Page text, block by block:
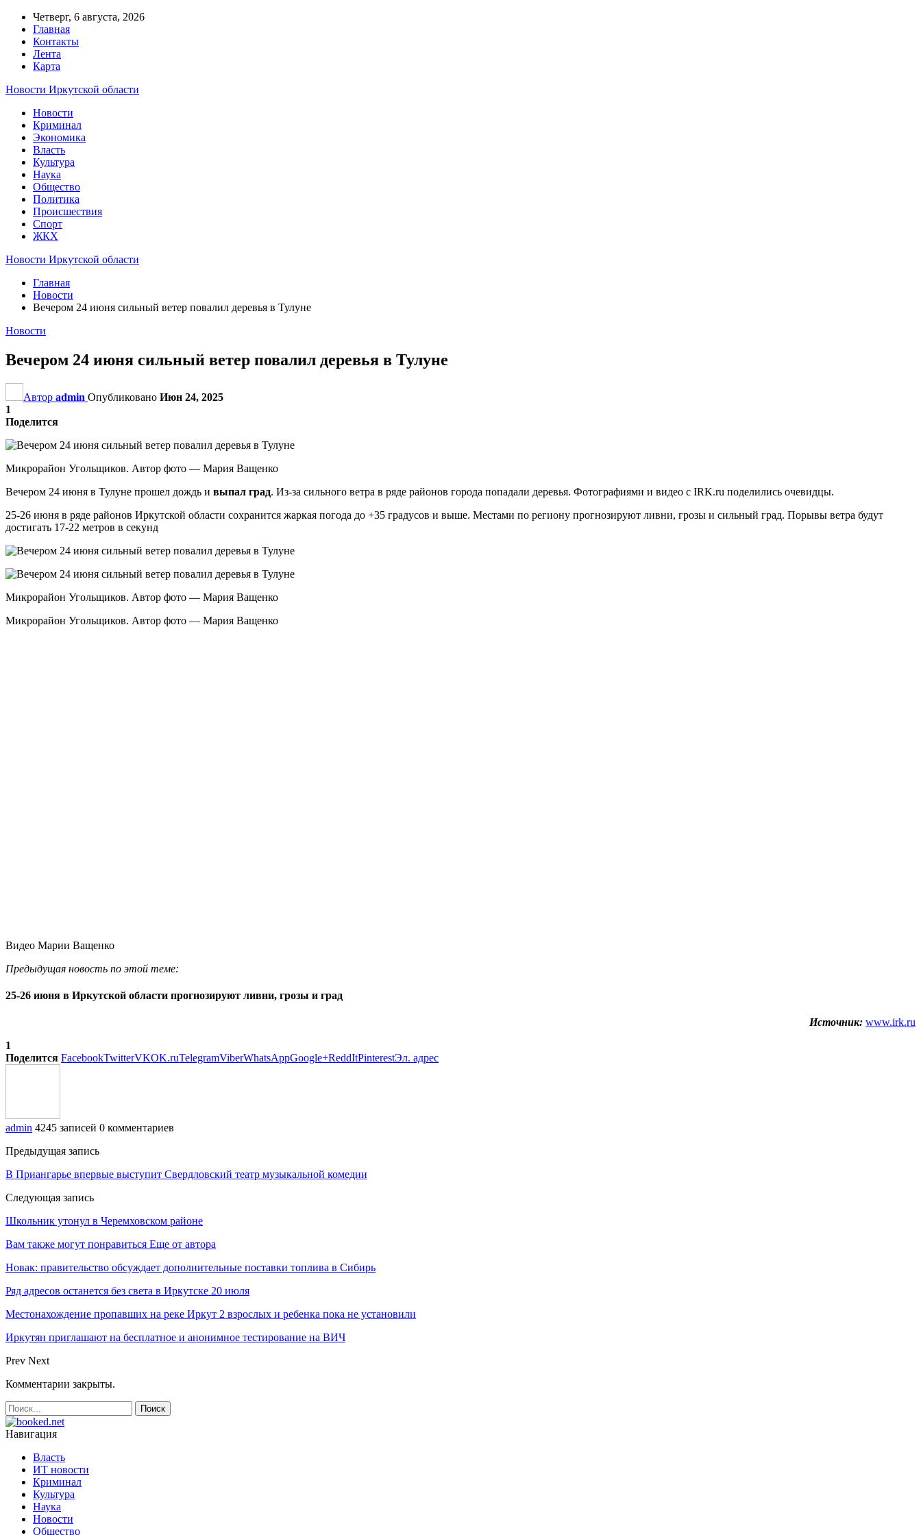
Четверг, 6 августа, 2026
Главная
Контакты
Лента
Карта
Новости Иркутской области
Новости
Криминал
Экономика
Власть
Культура
Наука
Общество
Политика
Происшествия
Спорт
ЖКХ
Новости Иркутской области
Главная
Новости
Вечером 24 июня сильный ветер повалил деревья в Тулуне
Новости
Вечером 24 июня сильный ветер повалил деревья в Тулуне
Автор admin Опубликовано Июн 24, 2025
1
Поделится
Микрорайон Угольщиков. Автор фото — Мария Ващенко
Вечером 24 июня в Тулуне прошел дождь и выпал град. Из-за сильного ветра в ряде районов города попадали деревья. Фотографиями и видео с IRK.ru поделились очевидцы.
25-26 июня в ряде районов Иркутской области сохранится жаркая погода до +35 градусов и выше. Местами по региону прогнозируют ливни, грозы и сильный град. Порывы ветра будут
достигать 17-22 метров в секунд
Микрорайон Угольщиков. Автор фото — Мария Ващенко
Микрорайон Угольщиков. Автор фото — Мария Ващенко
Видео Марии Ващенко
Предыдущая новость по этой теме:
25-26 июня в Иркутской области прогнозируют ливни, грозы и град
Источник: www.irk.ru
1
Поделится FacebookTwitterVKOK.ruTelegramViberWhatsAppGoogle+ReddItPinterestЭл. адрес
admin 4245 записей 0 комментариев
Предыдущая запись
В Приангарье впервые выступит Свердловский театр музыкальной комедии
Следующая запись
Школьник утонул в Черемховском районе
Вам также могут понравиться Еще от автора
Новак: правительство обсуждает дополнительные поставки топлива в Сибирь
Ряд адресов останется без света в Иркутске 20 июля
Местонахождение пропавших на реке Иркут 2 взрослых и ребенка пока не установили
Иркутян приглашают на бесплатное и анонимное тестирование на ВИЧ
Prev Next
Комментарии закрыты.
Навигация
Власть
ИТ новости
Криминал
Культура
Наука
Новости
Общество